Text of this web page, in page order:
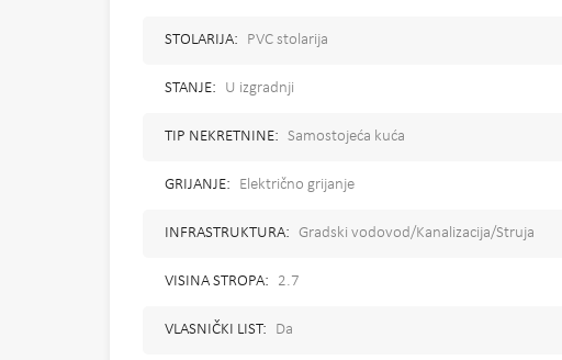
STOLARIJA: PVC stolarija
STANJE: U izgradnji
TIP NEKRETNINE: Samostojeća kuća
GRIJANJE: Električno grijanje
INFRASTRUKTURA: Gradski vodovod/Kanalizacija/Struja
VISINA STROPA: 2.7
VLASNIČKI LIST: Da